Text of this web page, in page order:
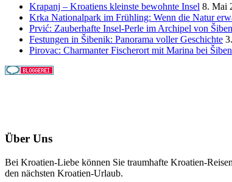
Krapanj – Kroatiens kleinste bewohnte Insel 8. Mai
Krka Nationalpark im Frühling: Wenn die Natur
Prvić: Zauberhafte Insel-Perle im Archipel von
Festungen in Šibenik: Panorama voller Geschichte
Pirovac: Charmanter Fischerort mit Marina bei
Über Uns
Bei Kroatien-Liebe können Sie traumhafte Kroatien-
den nächsten Kroatien-Urlaub.